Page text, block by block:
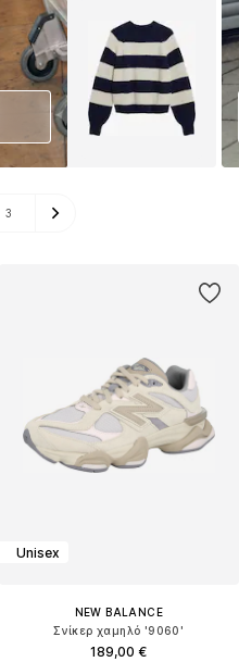
3
Unisex
NEW BALANCE
Σνίκερ χαμηλό '9060'
189,00 €